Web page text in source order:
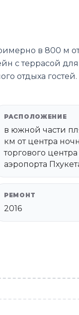
в 800 м
с террасой для
отдыха гостей.
РАСПОЛОЖЕНИЕ
в южной части
км от центра
торгового
аэропорта
РЕМОНТ
2016